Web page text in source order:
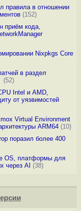
правила в отношении
(152)
приём кода,
Nixpkgs Core
в раздел
(52)
Intel и AMD,
от уязвимостей
Virtual Environment
ARM64(10)
поразил более 400
OS, платформы для
через AI (38)